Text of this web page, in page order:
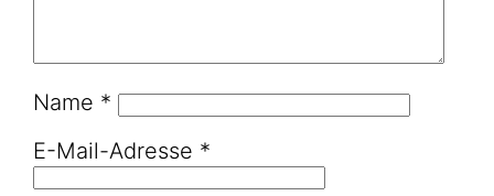
Name *
E-Mail-Adresse *